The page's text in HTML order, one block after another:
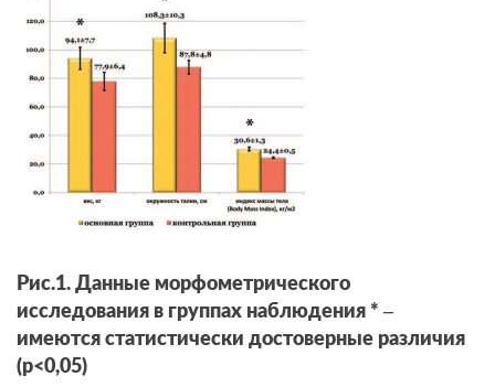
Рис.1. Данные морфометрического
исследования в группах наблюдения * –
имеются статистически достоверные различия
(р<0,05)